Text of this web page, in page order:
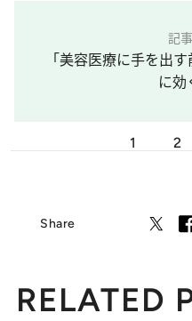
記
「美容医療に手を出
に
1 2
Share
RELATED